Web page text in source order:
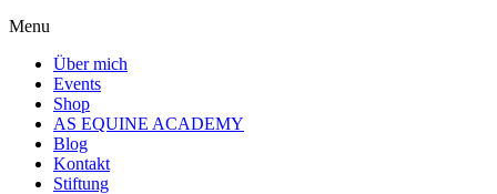
Menu
Über mich
Events
Shop
AS EQUINE ACADEMY
Blog
Kontakt
Stiftung